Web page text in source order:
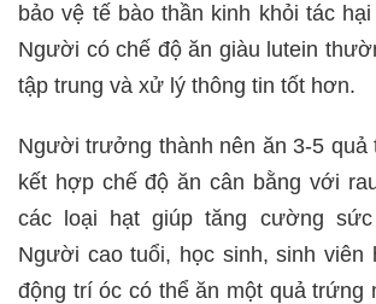
bảo vệ tế bào thần kinh khỏi tác
Người có chế độ ăn giàu lutein
tập trung và xử lý thông tin tốt hơn.
Người trưởng thành nên ăn 3-5 quả
kết hợp chế độ ăn cân bằng với
các loại hạt giúp tăng cường
Người cao tuổi, học sinh, sinh viên
động trí óc có thể ăn một quả trứng